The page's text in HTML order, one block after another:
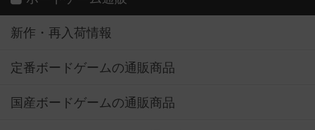
新作・再入荷情報
定番ボードゲームの通販商品
国産ボードゲームの通販商品